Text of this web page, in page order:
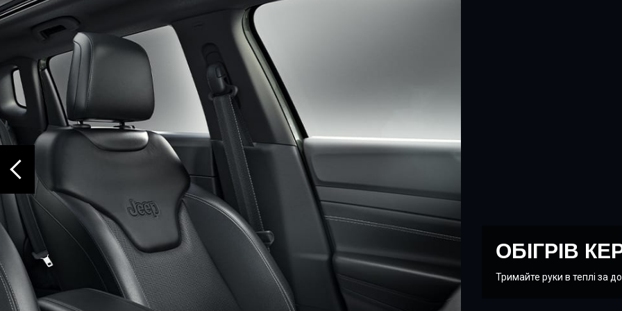
ОБІГРІВ КЕРМА
Тримайте руки в теплі за допомогою шкіряного керма, що має обігрів.
‹